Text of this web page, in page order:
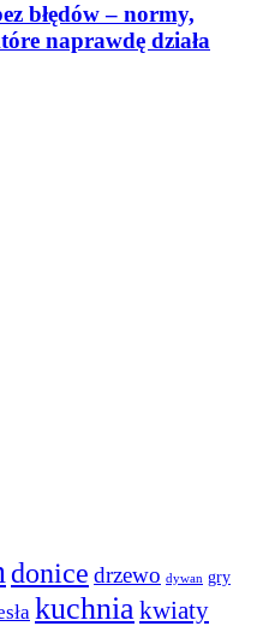
błędów – normy,
naprawdę działa
donice drzewo dywan gry
kuchniakwiaty